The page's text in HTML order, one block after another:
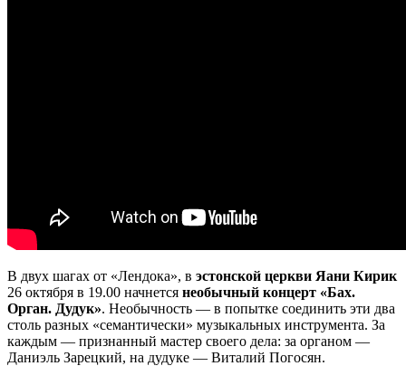
В двух шагах от «Лендока», в эстонской церкви Яани Кирик
26 октября в 19.00 начнется необычный концерт «Бах.
Орган. Дудук». Необычность — в попытке соединить эти два
столь разных «семантически» музыкальных инструмента. За
каждым — признанный мастер своего дела: за органом —
Даниэль Зарецкий, на дудуке — Виталий Погосян.